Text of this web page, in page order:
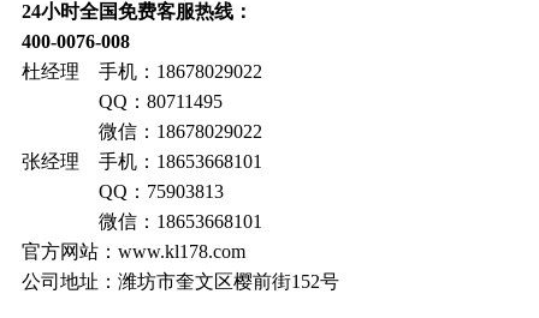
24小时全国免费客服热线：
400-0076-008
杜经理 手机：18678029022
QQ：80711495
微信：18678029022
张经理 手机：18653668101
QQ：75903813
微信：18653668101
官方网站：www.kl178.com
公司地址：潍坊市奎文区樱前街152号